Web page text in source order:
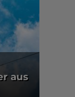
aus